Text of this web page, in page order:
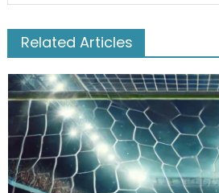
Related Articles